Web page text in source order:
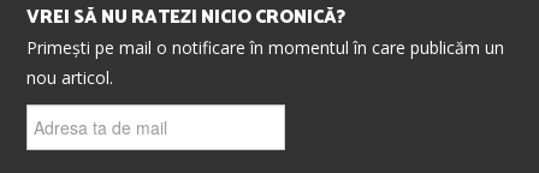
VREI SĂ NU RATEZI NICIO CRONICĂ?
Primești pe mail o notificare în momentul în care publicăm un
nou articol.
ta